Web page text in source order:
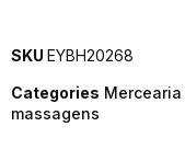
SKU EYBH20268
Categories
massagens